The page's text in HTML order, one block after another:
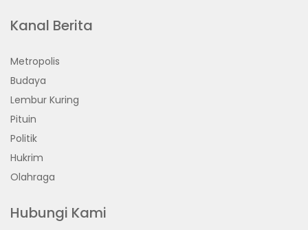
Kanal Berita
Metropolis
Budaya
Lembur Kuring
Pituin
Politik
Hukrim
Olahraga
Hubungi Kami